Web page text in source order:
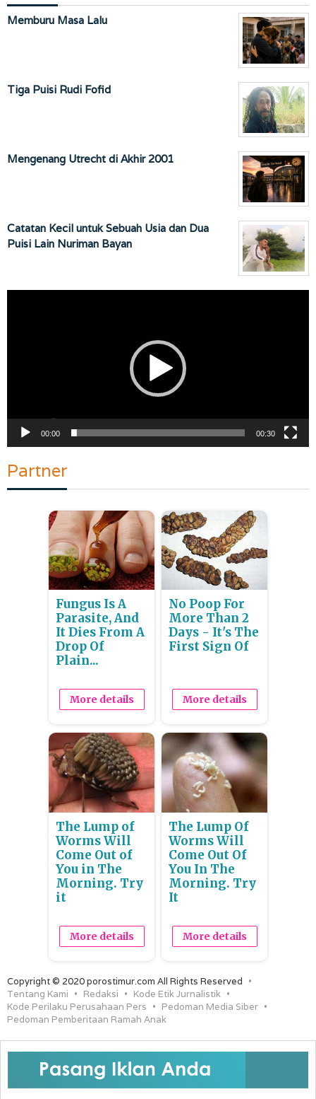
Memburu Masa Lalu
Tiga Puisi Rudi Fofid
Mengenang Utrecht di Akhir 2001
Catatan Kecil untuk Sebuah Usia dan Dua
Puisi Lain Nuriman Bayan
00:00 00:30
Partner
Fungus Is A
Parasite, And
It Dies From A
Drop Of
Plain...
More details
No Poop For
More Than 2
Days - It's The
First Sign Of
More details
The Lump of
Worms Will
Come Out of
You in The
Morning. Try
it
More details
The Lump Of
Worms Will
Come Out Of
You In The
Morning. Try
It
More details
Copyright © 2020 porostimur.com All Rights Reserved
Tentang Kami
Redaksi
Kode Etik Jurnalistik
Kode Perilaku Perusahaan Pers
Pedoman Media Siber
Pedoman Pemberitaan Ramah Anak